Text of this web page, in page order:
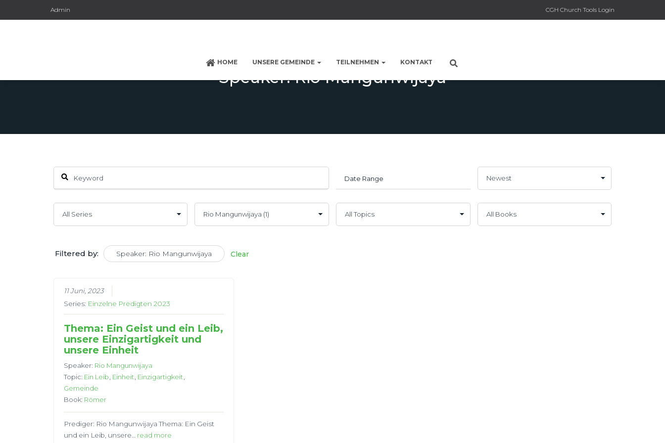
CGH Church Tools Login
Admin
HOME UNSERE GEMEINDE TEILNEHMEN KONTAKT
Speaker: Rio Mangunwijaya
Filtered by: Speaker: Rio Mangunwijaya Clear
11 Juni, 2023
Series: Einzelne Predigten 2023
Thema: Ein Geist und ein Leib,
unsere Einzigartigkeit und
unsere Einheit
Speaker: Rio Mangunwijaya
Topic: Ein Leib Einheit Einzigartigkeit
Gemeinde
Book: Römer
Prediger: Rio Mangunwijaya Thema: Ein Geist
und ein Leib, unsere… read more